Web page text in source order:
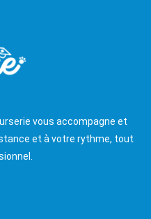
vous accompagne et
et à votre rythme, tout